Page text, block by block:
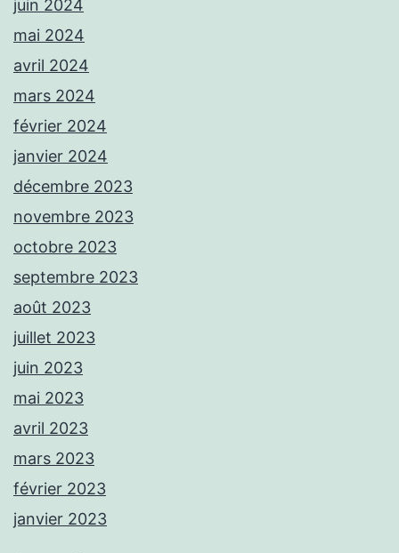
juin 2024
mai 2024
avril 2024
mars 2024
février 2024
janvier 2024
décembre 2023
novembre 2023
octobre 2023
septembre 2023
août 2023
juillet 2023
juin 2023
mai 2023
avril 2023
mars 2023
février 2023
janvier 2023